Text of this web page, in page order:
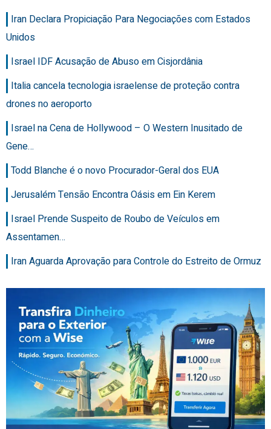
Iran Declara Propiciação Para Negociações com Estados
Unidos
Israel IDF Acusação de Abuso em Cisjordânia
Italia cancela tecnologia israelense de proteção contra
drones no aeroporto
Israel na Cena de Hollywood – O Western Inusitado de
Gene…
Todd Blanche é o novo Procurador-Geral dos EUA
Jerusalém Tensão Encontra Oásis em Ein Kerem
Israel Prende Suspeito de Roubo de Veículos em
Assentamen…
Iran Aguarda Aprovação para Controle do Estreito de Ormuz